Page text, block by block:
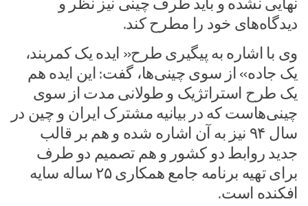
نهایی نشده و باید طرف چینی نیز نظر و
دیدگاه‌های خود را مطرح کند.
وی با اشاره به پیگیری طرح« ایده یک کمربند،
یک جاده» از سوی چینی‌ها، گفت: این ایده هم
یک طرح استراتژیک و طولانی مدت از سوی
چینی‌هاست که در بیانیه مشترک ایران و چین در
سال ۹۴ نیز به آن اشاره شده و هم بر قالب
جدید روابط دو کشور و هم تصمیم دو طرف
برای تهیه برنامه جامع همکاری ۲۵ ساله سایه
افکنده است.